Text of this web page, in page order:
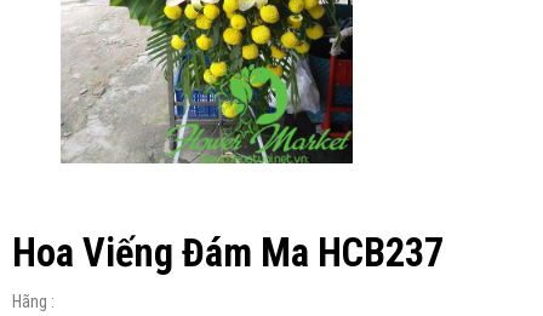
Hoa Viếng Đám Ma HCB237
Hãng :